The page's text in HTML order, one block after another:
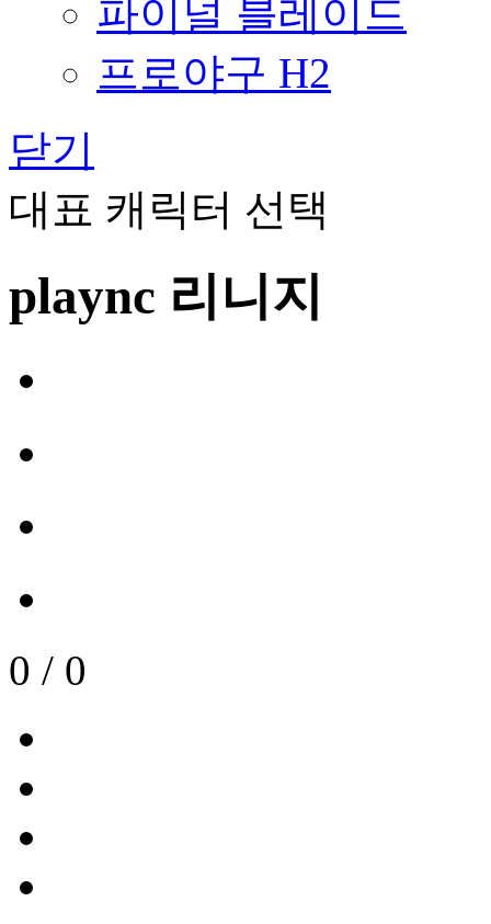
파이널 블레이드
프로야구 H2
닫기
대표 캐릭터 선택
plaync 리니지
0 / 0